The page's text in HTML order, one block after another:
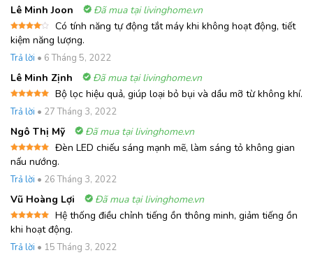
Lê Minh Joon Đã mua tại livinghome.vn
Được
xếp
hạng 4
5 sao
Có tính năng tự động tắt máy khi không hoạt động, tiết
kiệm năng lượng.
Trả lời • 6 Tháng 5, 2022
Lê Minh Zịnh Đã mua tại livinghome.vn
hạng5 5
Bộ lọc hiệu quả, giúp loại bỏ bụi và dầu mỡ từ không khí.
Trả lời • 27 Tháng 3, 2022
Ngô Thị Mỹ Đã mua tại livinghome.vn
Được xếp
hạng 55
sao
Đèn LED chiếu sáng mạnh mẽ, làm sáng tỏ không gian
nấu nướng.
Trả lời • 26 Tháng 3, 2022
Vũ Hoàng Lợi Đã mua tại livinghome.vn
Được xếp
hạng55
sao
Hệ thống điều chỉnh tiếng ồn thông minh, giảm tiếng ồn
khi hoạt động.
Trả lời • 15 Tháng 3, 2022